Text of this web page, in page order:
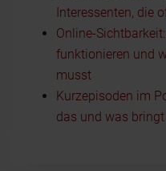
Interessenten, die
Online-
funktionieren und
musst
Kurzepisoden im
das und was bringt